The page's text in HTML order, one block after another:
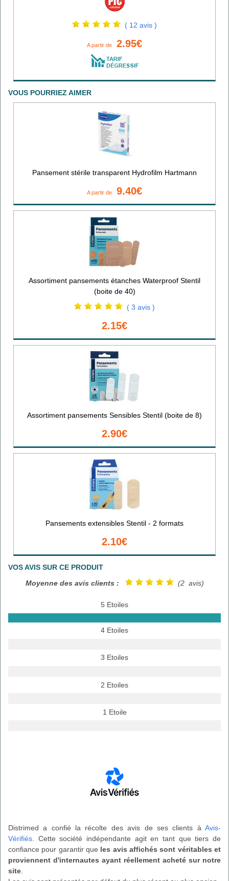
( 12 avis )
A partir de 2.95€
VOUS POURRIEZ AIMER
Pansement stérile transparent Hydrofilm Hartmann
A partir de 9.40€
Assortiment pansements étanches Waterproof Stentil
(boite de 40)
( 3 avis )
2.15€
Assortiment pansements Sensibles Stentil (boite de 8)
2.90€
Pansements extensibles Stentil - 2 formats
2.10€
VOS AVIS SUR CE PRODUIT
Moyenne des avis clients :
(2 avis)
5 Etoiles
4 Etoiles
3 Etoiles
2 Etoiles
1 Etoile
Distrimed a confié la récolte des avis de ses clients à Avis-
Vérifiés . Cette société indépendante agit en tant que tiers de
confiance pour garantir que les avis affichés sont véritables et
proviennent d'internautes ayant réellement acheté sur notre
site